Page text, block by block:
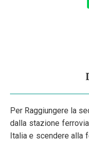
Per Raggiungere la
dalla stazione
Italia e scendere alla